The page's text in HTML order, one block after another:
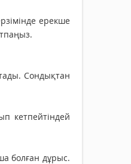
ерекше
Сондықтан
кетпейтіндей
болған дұрыс.